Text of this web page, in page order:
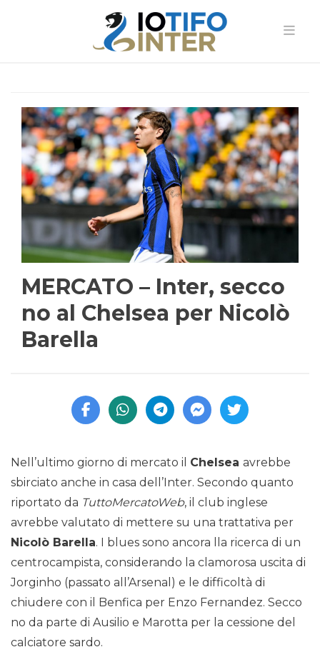
MERCATO – Inter, secco
no al Chelsea per Nicolò
Barella
Nell’ultimo giorno di mercato il Chelsea avrebbe
sbirciato anche in casa dell’Inter. Secondo quanto
riportato da TuttoMercatoWeb, il club inglese
avrebbe valutato di mettere su una trattativa per
Nicolò Barella. I blues sono ancora lla ricerca di un
centrocampista, considerando la clamorosa uscita di
Jorginho (passato all’Arsenal) e le difficoltà di
chiudere con il Benfica per Enzo Fernandez. Secco
no da parte di Ausilio e Marotta per la cessione del
calciatore sardo.